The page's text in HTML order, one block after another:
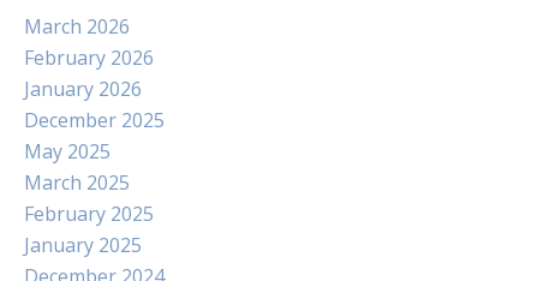
March 2026
February 2026
January 2026
December 2025
May 2025
March 2025
February 2025
January 2025